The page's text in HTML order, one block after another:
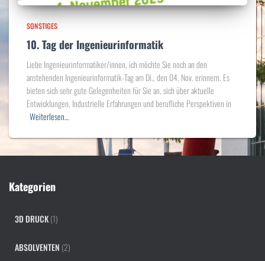
SONSTIGES
10. Tag der Ingenieurinformatik
Liebe Ingenieurinformatiker/innen, ich möchte Sie noch an den
anstehenden Ingenieurinformatik-Tag am Di., den 04. Nov. erinnern. Es
bieten sich sehr gute Gelegenheiten für Sie an, sich über aktuelle
Entwicklungen, Industrielle Erfahrungen und berufliche Perspektiven in
Weiterlesen…
Kategorien
3D DRUCK(1)
ABSOLVENTEN (2)